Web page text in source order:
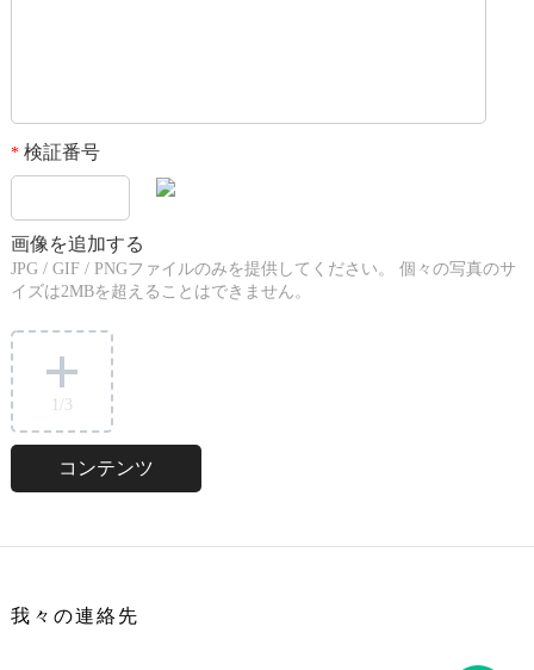
*検証番号
画像を追加する
JPG / GIF / PNGファイルのみを提供してください。 個々の写真のサ
イズは2MBを超えることはできません。
/3
我々の連絡先